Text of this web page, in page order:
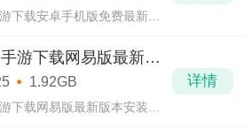
下载安卓手机版免费最新版
位忍者，不断通过考试才能
握技能成为一位真正的强
游下载网易版最新版
1.92GB
下载网易版最新版本安装是
详情